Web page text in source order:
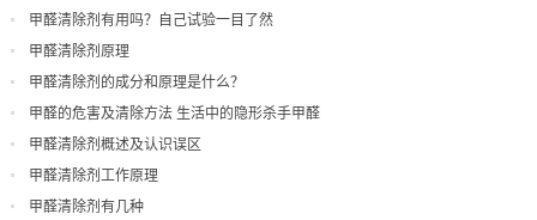
甲醛清除剂有用吗？自己试验一目了然
甲醛清除剂原理
甲醛清除剂的成分和原理是什么？
甲醛的危害及清除方法 生活中的隐形杀手甲醛
甲醛清除剂概述及认识误区
甲醛清除剂工作原理
甲醛清除剂有几种